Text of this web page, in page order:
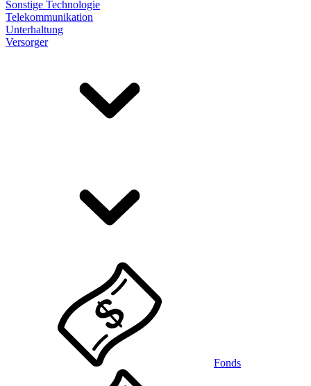
Sonstige Technologie
Telekommunikation
Unterhaltung
Versorger
Fonds